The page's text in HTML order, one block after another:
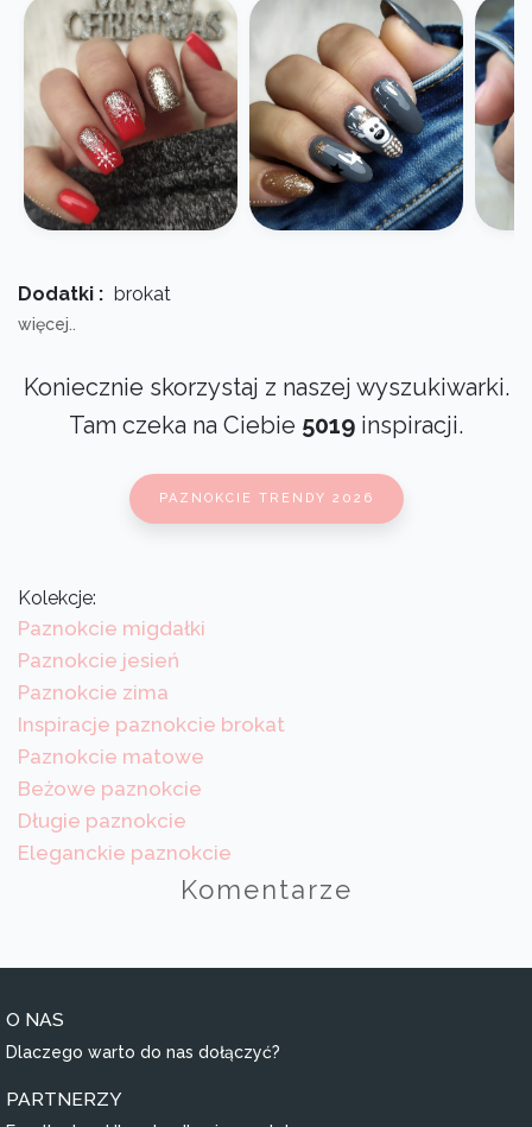
Dodatki : brokat
więcej..
Koniecznie skorzystaj z naszej wyszukiwarki.
Tam czeka na Ciebie 5019 inspiracji.
PAZNOKCIE TRENDY 2026
Kolekcje:
Paznokcie migdałki
Paznokcie jesień
Paznokcie zima
Inspiracje paznokcie brokat
Paznokcie matowe
Beżowe paznokcie
Długie paznokcie
Eleganckie paznokcie
Komentarze
O NAS
Dlaczego warto do nas dołączyć?
PARTNERZY